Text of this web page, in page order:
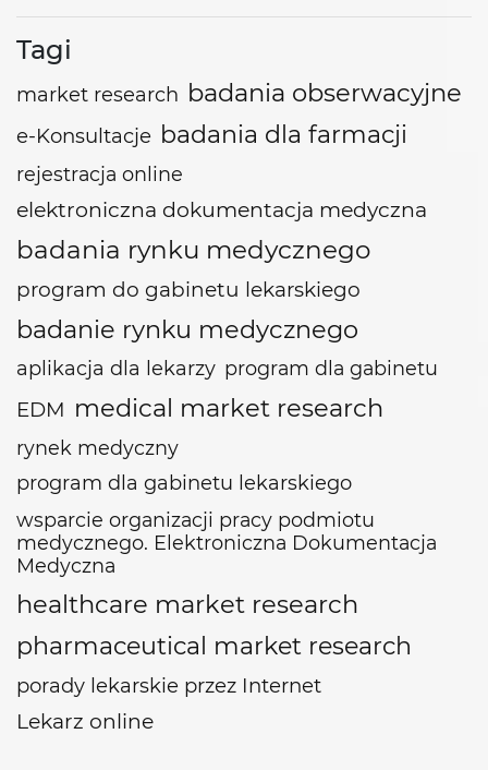
Tagi
market research badania obserwacyjne
e-Konsultacje badania dla farmacji
rejestracja online
elektroniczna dokumentacja medyczna
badania rynku medycznego
program do gabinetu lekarskiego
badanie rynku medycznego
aplikacja dla lekarzy program dla gabinetu
EDM medical market research
rynek medyczny
program dla gabinetu lekarskiego
wsparcie organizacji pracy podmiotu
medycznego. Elektroniczna Dokumentacja
Medyczna
healthcare market research
pharmaceutical market research
porady lekarskie przez Internet
Lekarz online